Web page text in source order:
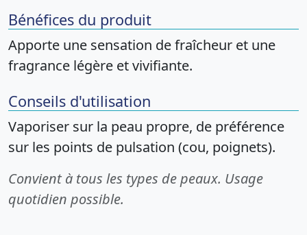
Bénéfices du produit
Apporte une sensation de fraîcheur et une
fragrance légère et vivifiante.
Conseils d'utilisation
Vaporiser sur la peau propre, de préférence
sur les points de pulsation (cou, poignets).
Convient à tous les types de peaux. Usage
quotidien possible.